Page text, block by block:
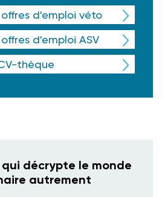
d'emploi véto
d'emploi ASV
thèque
décrypte le monde
autrement